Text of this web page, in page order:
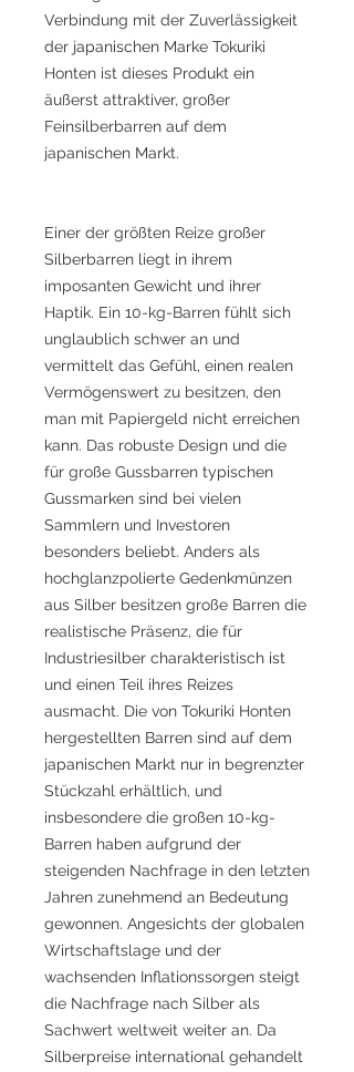
Verbindung mit der Zuverlässigkeit
der japanischen Marke Tokuriki
Honten ist dieses Produkt ein
äußerst attraktiver, großer
Feinsilberbarren auf dem
japanischen Markt.
Einer der größten Reize großer
Silberbarren liegt in ihrem
imposanten Gewicht und ihrer
Haptik. Ein 10-kg-Barren fühlt sich
unglaublich schwer an und
vermittelt das Gefühl, einen realen
Vermögenswert zu besitzen, den
man mit Papiergeld nicht erreichen
kann. Das robuste Design und die
für große Gussbarren typischen
Gussmarken sind bei vielen
Sammlern und Investoren
besonders beliebt. Anders als
hochglanzpolierte Gedenkmünzen
aus Silber besitzen große Barren die
realistische Präsenz, die für
Industriesilber charakteristisch ist
und einen Teil ihres Reizes
ausmacht. Die von Tokuriki Honten
hergestellten Barren sind auf dem
japanischen Markt nur in begrenzter
Stückzahl erhältlich, und
insbesondere die großen 10-kg-
Barren haben aufgrund der
steigenden Nachfrage in den letzten
Jahren zunehmend an Bedeutung
gewonnen. Angesichts der globalen
Wirtschaftslage und der
wachsenden Inflationssorgen steigt
die Nachfrage nach Silber als
Sachwert weltweit weiter an. Da
Silberpreise international gehandelt